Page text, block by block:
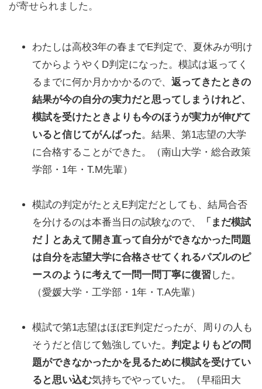
が寄せられました。
わたしは高校3年の春までE判定で、夏休みが明け
てからようやくD判定になった。模試は返ってく
るまでに何か月かかかるので、 返ってきたときの
結果が今の自分の実力だと思ってしまうけれど、
模試を受けたときよりも今のほうが実力が伸びて
いると信じてがんばった。結果、第1志望の大学
に合格することができた。（南山大学・総合政策
学部・1年・T.M先輩）
模試の判定がたとえE判定だとしても、結局合否
を分けるのは本番当日の試験なので、
「まだ模試
だ亅とあえて開き直って自分ができなかった問題
は自分を志望大学に合格させてくれるパズルのピ
ースのように考えて一問一問丁寧に復習 した。
（愛媛大学・工学部・1年・T.A先輩）
模試で第1志望はほぼE判定だったが、周りの人も
そうだと信じて勉強していた。 判定よりもどの問
題ができなかったかを見るために模試を受けてい
ると思い込む気持ちでやっていた。（早稲田大